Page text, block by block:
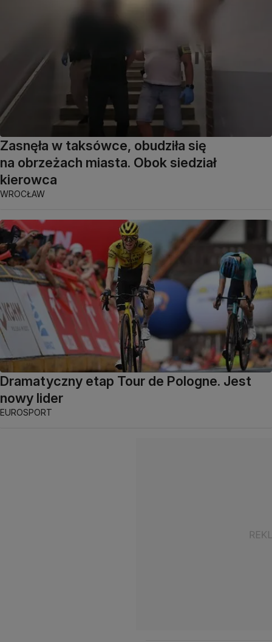
Zasnęła w taksówce, obudziła się
na obrzeżach miasta. Obok siedział
kierowca
WROCŁAW
Dramatyczny etap Tour de Pologne. Jest
nowy lider
EUROSPORT